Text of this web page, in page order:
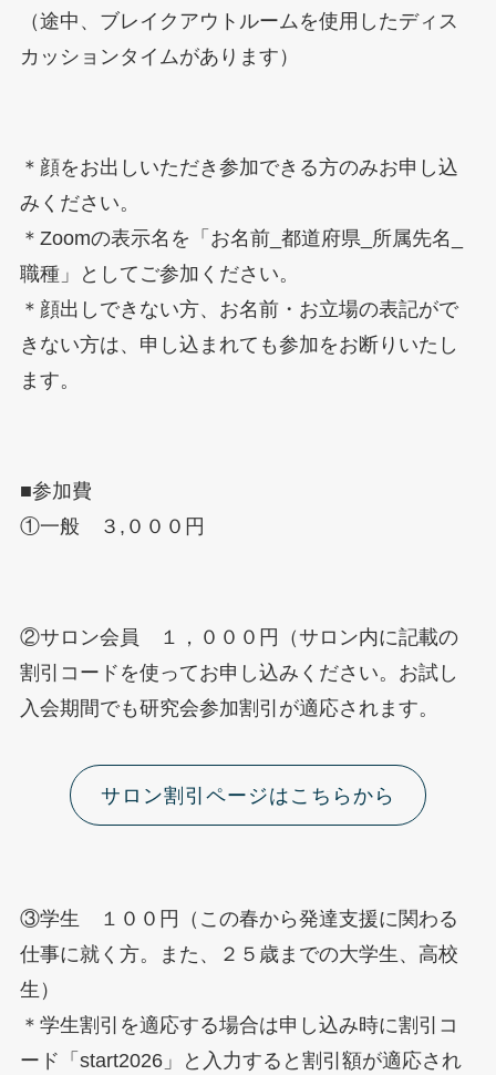
（途中、ブレイクアウトルームを使用したディス
カッションタイムがあります）
＊顔をお出しいただき参加できる方のみお申し込
みください。
＊Zoomの表示名を「お名前_都道府県_所属先名_
職種」としてご参加ください。
＊顔出しできない方、お名前・お立場の表記がで
きない方は、申し込まれても参加をお断りいたし
ます。
■参加費
①一般 ３,０００円
②サロン会員 １，０００円（サロン内に記載の
割引コードを使ってお申し込みください。お試し
入会期間でも研究会参加割引が適応されます。
サロン割引ページはこちらから
③学生 １００円（この春から発達支援に関わる
仕事に就く方。また、２５歳までの大学生、高校
生）
＊学生割引を適応する場合は申し込み時に割引コ
ード「start2026」と入力すると割引額が適応され